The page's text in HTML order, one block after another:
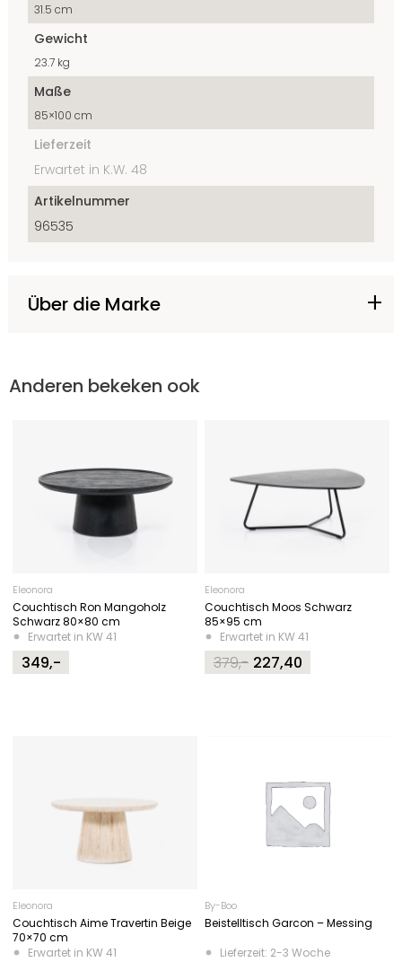
31.5 cm
Gewicht
23.7 kg
Maße
85×100 cm
Lieferzeit
Erwartet in K.W. 48
Artikelnummer
96535
Über die Marke
Anderen bekeken ook
Eleonora
Couchtisch Ron Mangoholz
Schwarz 80×80 cm
Erwartet in KW 41
349,-
Eleonora
Couchtisch Moos Schwarz
85×95 cm
Erwartet in KW 41
379,-
Original227,40
Current
Eleonora
Couchtisch Aime Travertin Beige
70×70 cm
Erwartet in KW 41
By-Boo
Beistelltisch Garcon – Messing
Lieferzeit: 2-3 Woche